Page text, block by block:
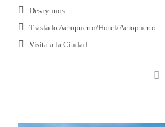
Desayunos
Traslado Aeropuerto/Hotel/Aeropuerto
Visita a la Ciudad